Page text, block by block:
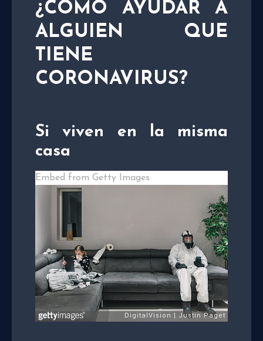
¿CÓMO AYUDAR A
ALGUIEN QUE
TIENE
CORONAVIRUS?
Si viven en la misma
casa
Embed from Getty Images